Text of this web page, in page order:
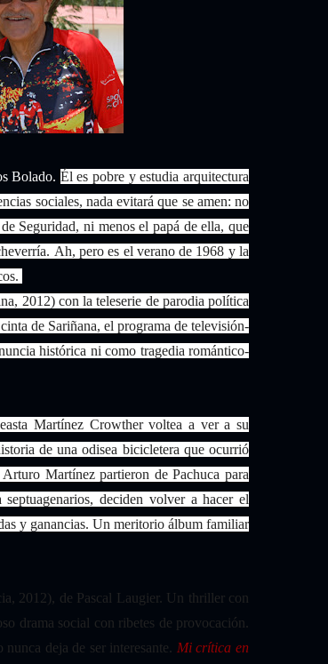
Bolado. Él es pobre y estudia arquitectura
sociales, nada evitará que se amen: no
Seguridad, ni menos el papá de ella, que
Ah, pero es el verano de 1968 y la
2012) con la teleserie de parodia política
de Sariñana, el programa de televisión-
histórica ni como tragedia romántico-
Martínez Crowther voltea a ver a su
de una odisea bicicletera que ocurrió
Martínez partieron de Pachuca para
deciden volver a hacer el
y ganancias. Un meritorio álbum familiar
2012), de Pascal Laugier. Un thriller con
drama social con ribetes de provocación.
deja de ser interesante. Mi crítica en